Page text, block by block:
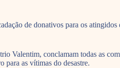
de donativos para os atingidos
conclamam todas as
para as vítimas do desastre.